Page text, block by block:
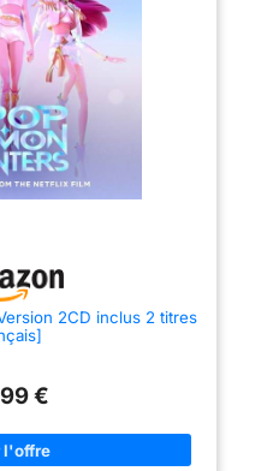
2CD inclus 2 titres
€